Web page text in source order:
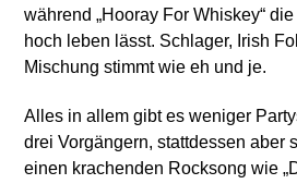
während „Hooray For Whiskey“
hoch leben lässt. Schlager, Irish
Mischung stimmt wie eh und je.
Alles in allem gibt es weniger
drei Vorgängern, stattdessen aber
einen krachenden Rocksong wie